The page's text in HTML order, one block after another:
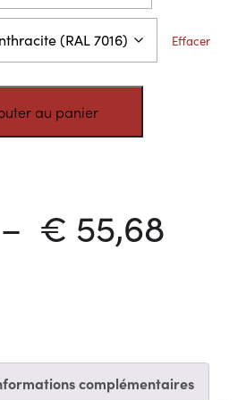
Effacer
au panier
– € 55,68
prix :
complémentaires